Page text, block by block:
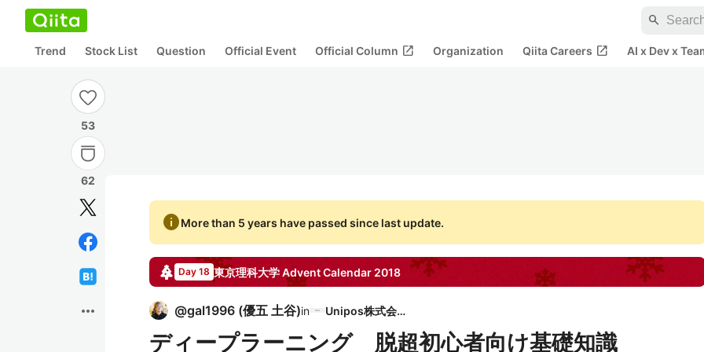
search
Trend Stock List Question Official Event Official Column open_in_new Organization Qiita Careers open_in_new AI x Dev x
53
62
more_horiz
infoMore than 5 years have passed since last update.
Day 18 東京理科大学Advent Calendar 2018
@gal1996 (優五 土谷)in Unipos株式会社
ディープラーニング 脱超初心者向け基礎知識